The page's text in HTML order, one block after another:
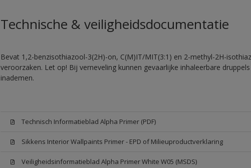
Technische & veiligheidsdocumentatie
Bevat 1,2-benzisothiazool-3(2H)-on, C(M)IT/MIT(3:1) en 2-methyl-2H-
veroorzaken. Let op! Bij verneveling kunnen gevaarlijke inhaleerbare
inademen.
Technisch Informatieblad Alpha Primer (PDF)
Sikkens Interior Wallpaints Primer - EPD of Milieuproductverklaring
Veiligheidsinformatieblad Alpha Primer White W05 (MSDS)